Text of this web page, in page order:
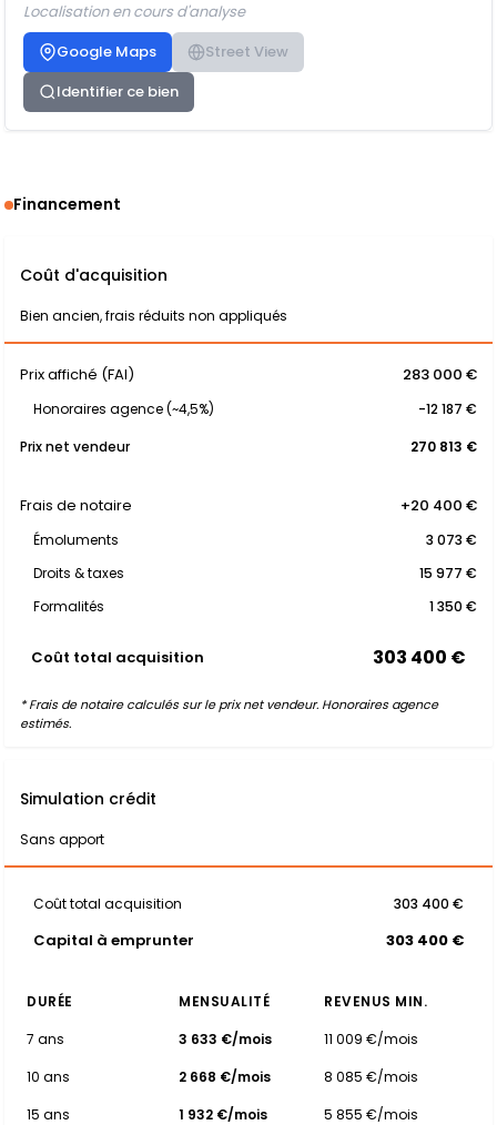
Localisation en cours d'analyse
Google Maps
Street View
Identifier ce bien
Financement
Coût d'acquisition
Bien ancien, frais réduits non appliqués
Prix affiché (FAI) 283 000 €
Honoraires agence (~4,5%)
-12 187 €
Prix net vendeur
270 813 €
Frais de notaire +20 400 €
Émoluments
3 073 €
Droits & taxes
15 977 €
Formalités
1 350 €
Coût total acquisition 303 400 €
* Frais de notaire calculés sur le prix net vendeur. Honoraires agence
estimés.
Simulation crédit
Sans apport
Coût total acquisition 303 400 €
Capital à emprunter 303 400 €
DURÉE MENSUALITÉ
REVENUS MIN.
7 ans
3 633 €/mois
11 009 €/mois
10 ans
2 668 €/mois
8 085 €/mois
15 ans
1 932 €/mois
5 855 €/mois